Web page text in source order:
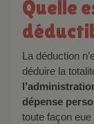
Quelle est la part réellement
La déduction
déduire la
dépense
toute façon